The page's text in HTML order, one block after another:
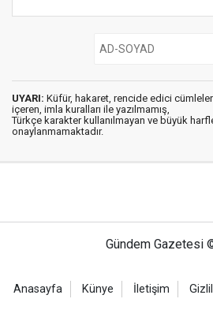
UYARI: Küfür, hakaret, rencide edici cümleler
içeren, imla kuralları ile yazılmamış,
Türkçe karakter kullanılmayan ve büyük
onaylanmamaktadır.
Gündem Gazetesi
Anasayfa Künye İletişim